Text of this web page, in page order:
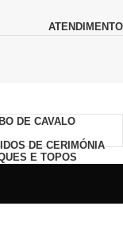
ATENDIMENTO
DE CAVALO
DE CERIMÓNIA
E TOPOS